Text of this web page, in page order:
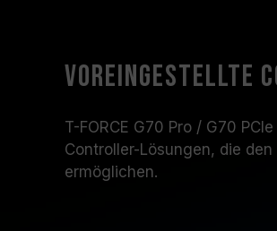
Voreingestellte
T-FORCE G70 Pro / G70
Controller-Lösungen, die
ermöglichen.